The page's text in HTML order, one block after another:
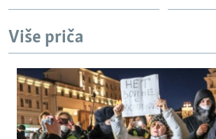
Više priča